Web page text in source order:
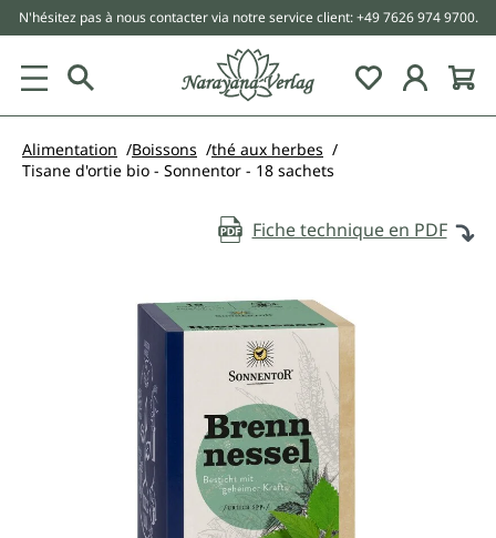
principal
N'hésitez pas à nous contacter via notre service client: +49 7626 974 9700.
Alimentation Boissons
thé aux herbes
Tisane d'ortie bio - Sonnentor - 18 sachets
Fiche technique en PDF